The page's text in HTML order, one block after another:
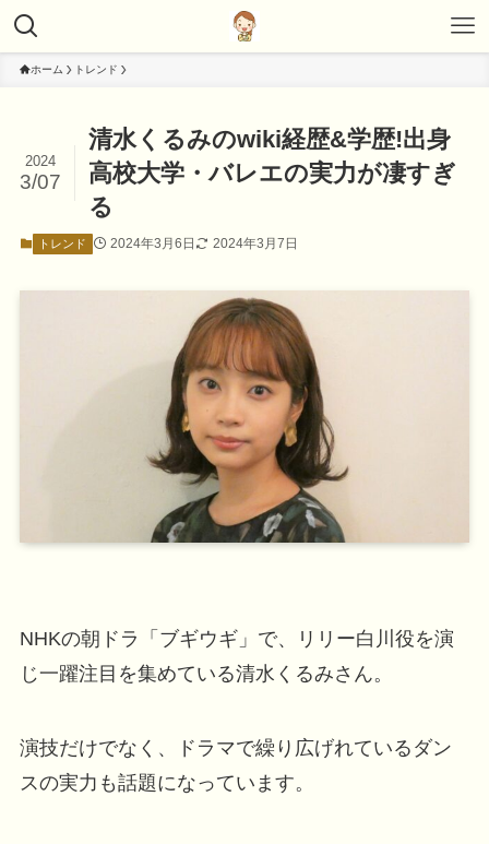
ホーム トレンド
清水くるみのwiki経歴&学歴!出身
高校大学・バレエの実力が凄すぎ
る
2024
3/07
トレンド 2024年3月6日 2024年3月7日
NHKの朝ドラ「ブギウギ」で、リリー白川役を演
じ一躍注目を集めている清水くるみさん。
演技だけでなく、ドラマで繰り広げれているダン
スの実力も話題になっています。